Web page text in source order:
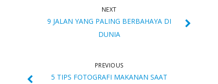
NEXT
9 JALAN YANG PALING BERBAHAYA DI
DUNIA
PREVIOUS
5 TIPS FOTOGRAFI MAKANAN SAAT